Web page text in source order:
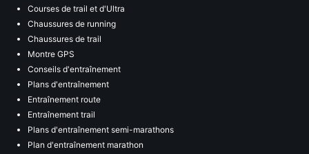
Courses de trail et d'Ultra
Chaussures de running
Chaussures de trail
Montre GPS
Conseils d'entraînement
Plans d'entraînement
Entraînement route
Entraînement trail
Plans d'entraînement semi-marathons
Plan d'entraînement marathon